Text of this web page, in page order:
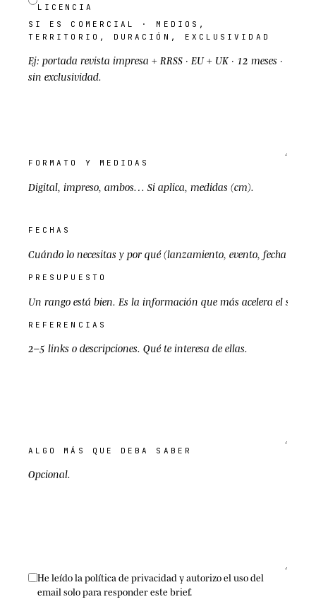
LICENCIA
SI ES COMERCIAL · MEDIOS,
TERRITORIO, DURACIÓN, EXCLUSIVIDAD
FORMATO Y MEDIDAS
FECHAS
PRESUPUESTO
REFERENCIAS
ALGO MÁS QUE DEBA SABER
He leído la política de privacidad y autorizo el uso del
email solo para responder este brief.